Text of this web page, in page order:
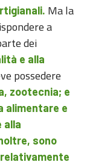
Ma la
a
dei
e alla
possedere
zootecnia; e
alimentare e
alla
sono